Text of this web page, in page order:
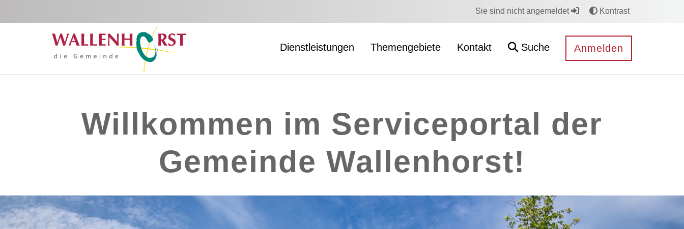
Sie sind nicht angemeldet Kontrast
Dienstleistungen Themengebiete Kontakt Suche Anmelden
Willkommen im Serviceportal der
Gemeinde Wallenhorst!